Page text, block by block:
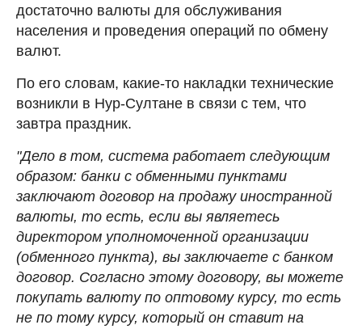
достаточно валюты для обслуживания
населения и проведения операций по обмену
валют.
По его словам, какие-то накладки технические
возникли в Нур-Султане в связи с тем, что
завтра праздник.
"Дело в том, система работает следующим
образом: банки с обменными пунктами
заключают договор на продажу иностранной
валюты, то есть, если вы являетесь
директором уполномоченной организации
(обменного пункта), вы заключаете с банком
договор. Согласно этому договору, вы можете
покупать валюту по оптовому курсу, то есть
не по тому курсу, который он ставит на